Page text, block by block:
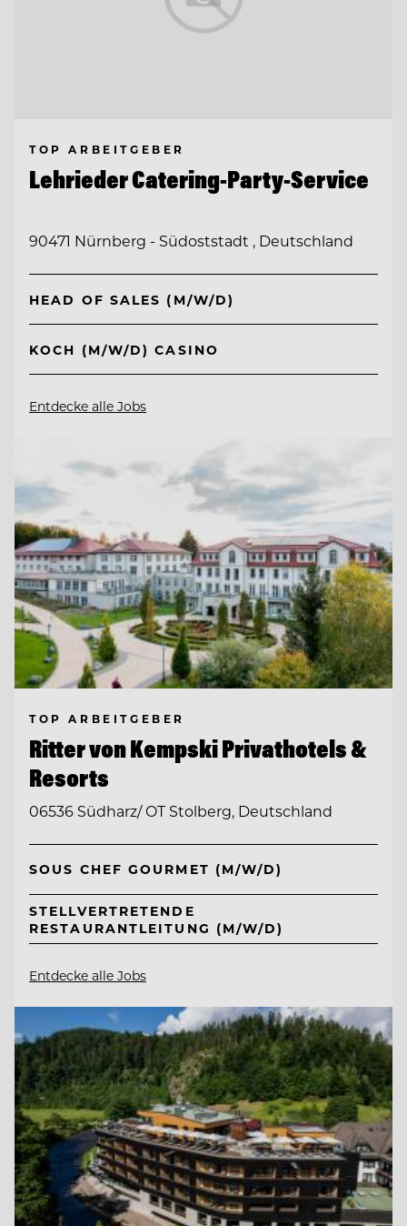
TOP ARBEITGEBER
Lehrieder Catering-Party-Service
90471 Nürnberg - Südoststadt , Deutschland
HEAD OF SALES (M/W/D)
KOCH (M/W/D) CASINO
Entdecke alle Jobs
TOP ARBEITGEBER
Ritter von Kempski Privathotels &
Resorts
06536 Südharz/ OT Stolberg, Deutschland
SOUS CHEF GOURMET (M/W/D)
STELLVERTRETENDE
RESTAURANTLEITUNG (M/W/D)
Entdecke alle Jobs